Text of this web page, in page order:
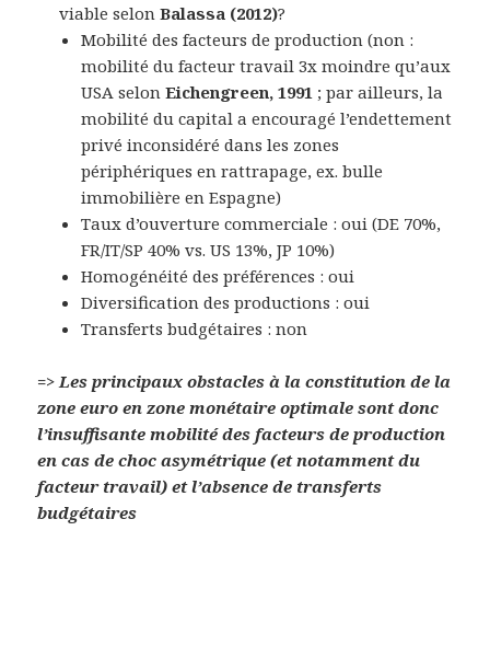
viable selonBalassa (2012)?
Mobilité des facteurs de production (non :
mobilité du facteur travail 3x moindre qu’aux
USA selonEichengreen, 1991 ; par ailleurs, la
mobilité du capital a encouragé l’endettement
privé inconsidéré dans les zones
périphériques en rattrapage, ex. bulle
immobilière en Espagne)
Taux d’ouverture commerciale : oui (DE 70%,
FR/IT/SP 40% vs. US 13%, JP 10%)
Homogénéité des préférences : oui
Diversification des productions : oui
Transferts budgétaires : non
=> Les principaux obstacles à la constitution de la
zone euro en zone monétaire optimale sont donc
l’insuffisante mobilité des facteurs de production
en cas de choc asymétrique (et notamment du
facteur travail) et l’absence de transferts
budgétaires